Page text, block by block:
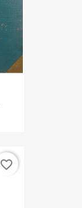
favorite_border